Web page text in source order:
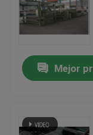
noticias
Pida una cita
stenter del
Mejor